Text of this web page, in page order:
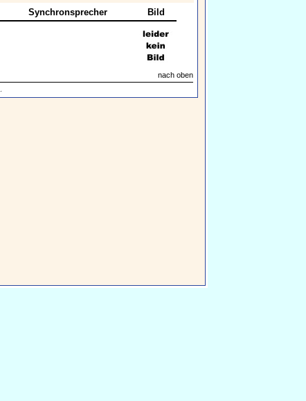
Synchronsprecher Bild
nach oben